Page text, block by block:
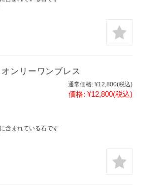
ンリーワンブレス
通常価格: ¥12,800(税込)
価格: ¥12,800(税込)
含まれている石です